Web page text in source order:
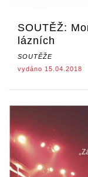
SOUTĚŽ:
lázních
SOUTĚŽE
vydáno 15.04.2018